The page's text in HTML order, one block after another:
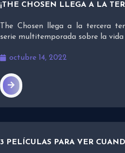
¡THE CHOSEN LLEGA A LA
The Chosen llega a la tercera
serie multitemporada sobre la vida
octubre 14, 2022
3 PELÍCULAS PARA VER